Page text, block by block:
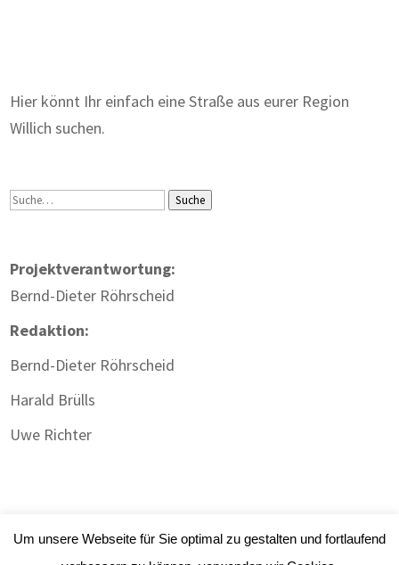
Hier könnt Ihr einfach eine Straße aus eurer Region
Willich suchen.
Suche Suche
Projektverantwortung:
Bernd-Dieter Röhrscheid
Redaktion:
Bernd-Dieter Röhrscheid
Harald Brülls
Uwe Richter
Um unsere Webseite für Sie optimal zu gestalten und fortlaufend